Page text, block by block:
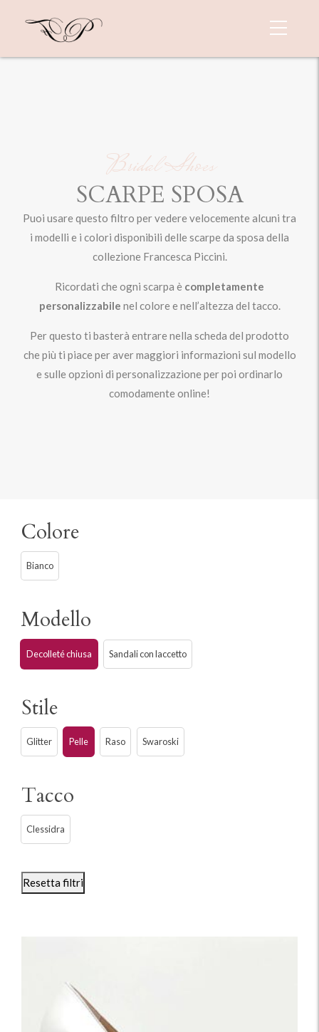
Bridal Shoes
SCARPE SPOSA
Puoi usare questo filtro per vedere velocemente alcuni tra
i modelli e i colori disponibili delle scarpe da sposa della
collezione Francesca Piccini.
Ricordati che ogni scarpa è completamente
personalizzabile nel colore e nell’altezza del tacco.
Per questo ti basterà entrare nella scheda del prodotto
che più ti piace per aver maggiori informazioni sul modello
e sulle opzioni di personalizzazione per poi ordinarlo
comodamente online!
Colore
Bianco
Modello
Decolleté chiusa Sandali con laccetto
Stile
Glitter Pelle Raso Swaroski
Tacco
Clessidra
Resetta filtri